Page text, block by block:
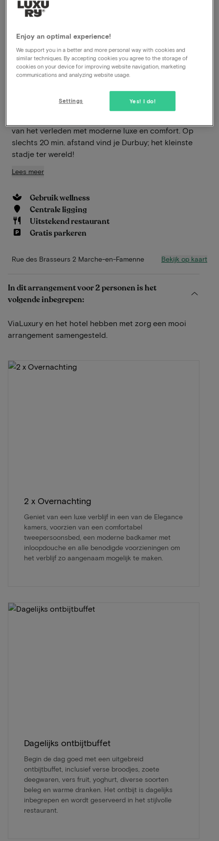
Members profiteren van speciale
Welkom in Hotel Quartier Latin, een betoverend
viersterrenhotel in het hart van Marche-en-Famenne,
van elegantie en verfijning, perfect voor elke
vakantieganger. Dit historische hotel, gehuisvest in
van het verleden met moderne luxe en comfort. Op
slechts 20 min. afstand vind je Durbuy; het kleinste
stadje ter wereld!
Lees meer
Gebruik wellness
Centrale ligging
Uitstekend restaurant
Gratis parkeren
Rue des Brasseurs 2 Marche-en-Famenne Bekijk op kaart
In dit arrangement voor 2 personen is het
volgende inbegrepen:
ViaLuxury en het hotel hebben met zorg een mooi
arrangement samengesteld.
2 x Overnachting
Geniet van een luxe verblijf in een van de Elegance
kamers, voorzien van een comfortabel
tweepersoonsbed, een moderne badkamer met
inloopdouche en alle benodigde voorzieningen om
het verblijf zo aangenaam mogelijk te maken.
Dagelijks ontbijtbuffet
Begin de dag goed met een uitgebreid
ontbijtbuffet, inclusief verse broodjes, zoete
deegwaren, vers fruit, yoghurt, diverse soorten
beleg en warme dranken. Het ontbijt is dagelijks
inbegrepen en wordt geserveerd in het stijlvolle
restaurant.
Enjoy an optimal experience!
We support you in a better and more personal way with cookies and
similar techniques. By accepting cookies you agree to the storage of
cookies on your device for improving website navigation, marketing
communications and analyzing website usage.
Yes! I do!
Settings